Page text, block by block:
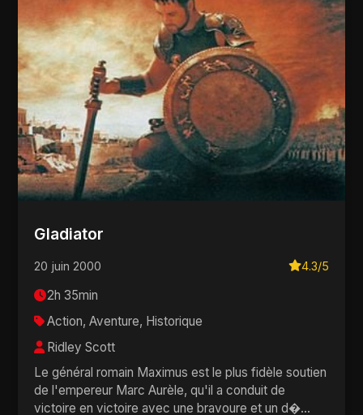
Gladiator
20 juin 2000 4.3/5
2h 35min
Action, Aventure, Historique
Ridley Scott
Le général romain Maximus est le plus fidèle soutien
de l'empereur Marc Aurèle, qu'il a conduit de
victoire en victoire avec une bravoure et un d�...